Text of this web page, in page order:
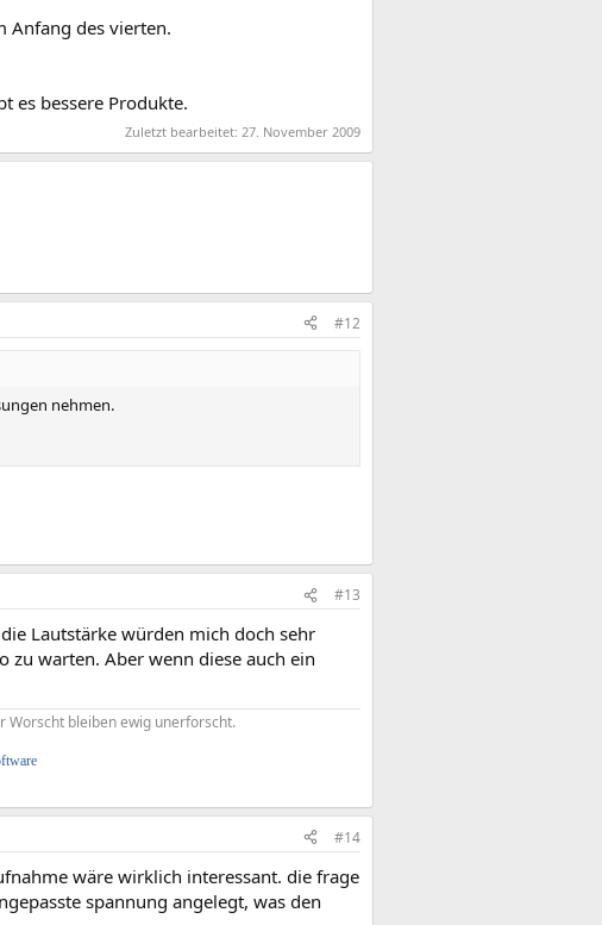
Anfang des vierten.
es bessere Produkte.
Zuletzt bearbeitet: 27. November 2009
#12
nehmen.
#13
Lautstärke würden mich doch sehr
zu warten. Aber wenn diese auch ein
Worscht bleiben ewig unerforscht.
#14
wäre wirklich interessant. die frage
spannung angelegt, was den